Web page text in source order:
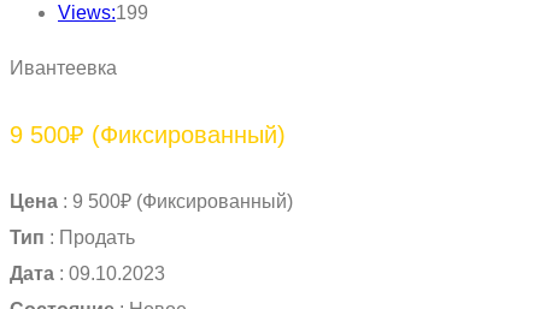
Views:199
Ивантеевка
9 500₽ (Фиксированный)
Цена : 9 500₽ (Фиксированный)
Тип : Продать
Дата : 09.10.2023